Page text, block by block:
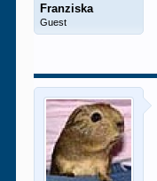
Franziska
Guest